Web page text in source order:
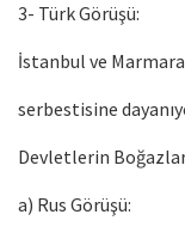
3- Türk Görüşü:
İstanbul ve
serbestisine
Devletlerin
a) Rus Görüşü: